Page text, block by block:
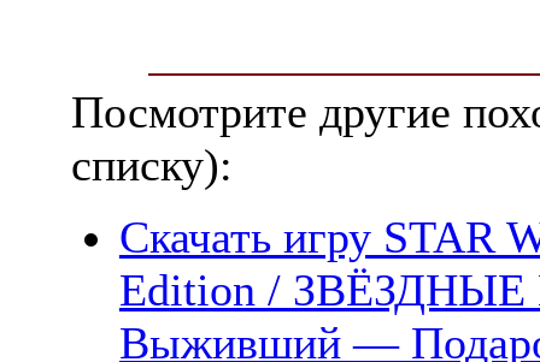
Посмотрите другие
списку):
Скачать игру STAR
Edition /
Выживший —